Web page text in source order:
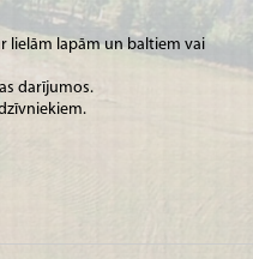
kā vienkārša viela sastopams
lielām lapām un baltiem vai
darījumos.